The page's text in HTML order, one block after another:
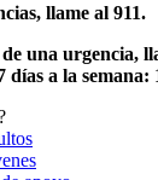
llame al 911.
una urgencia,
días a la semana: